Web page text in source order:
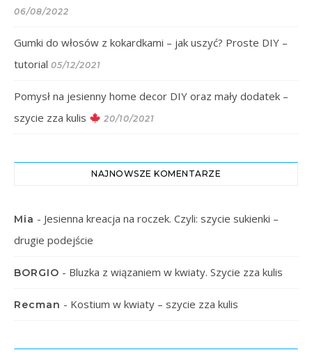
06/08/2022
Gumki do włosów z kokardkami – jak uszyć? Proste DIY –
tutorial 05/12/2021
Pomysł na jesienny home decor DIY oraz mały dodatek –
szycie zza kulis
20/10/2021
NAJNOWSZE KOMENTARZE
Mia - Jesienna kreacja na roczek. Czyli: szycie sukienki –
drugie podejście
BORGIO - Bluzka z wiązaniem w kwiaty. Szycie zza kulis
Recman - Kostium w kwiaty – szycie zza kulis